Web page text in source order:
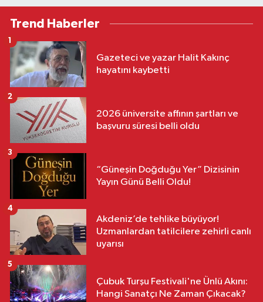
Trend Haberler
Gazeteci ve yazar Halit Kakınç
hayatını kaybetti
1
2026 üniversite affının şartları ve
başvuru süresi belli oldu
2
“Güneşin Doğduğu Yer” Dizisinin
Yayın Günü Belli Oldu!
3
Akdeniz’de tehlike büyüyor!
Uzmanlardan tatilcilere zehirli canlı
uyarısı
4
Çubuk Turşu Festivali'ne Ünlü Akını:
Hangi Sanatçı Ne Zaman Çıkacak?
5